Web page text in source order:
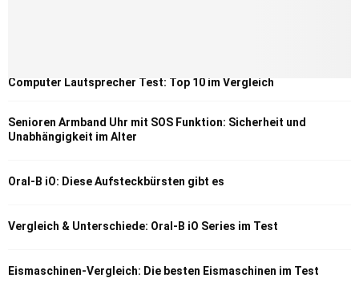
Computer Lautsprecher Test: Top 10 im Vergleich
Senioren Armband Uhr mit SOS Funktion: Sicherheit und
Unabhängigkeit im Alter
Oral-B iO: Diese Aufsteckbürsten gibt es
Vergleich & Unterschiede: Oral-B iO Series im Test
Eismaschinen-Vergleich: Die besten Eismaschinen im Test